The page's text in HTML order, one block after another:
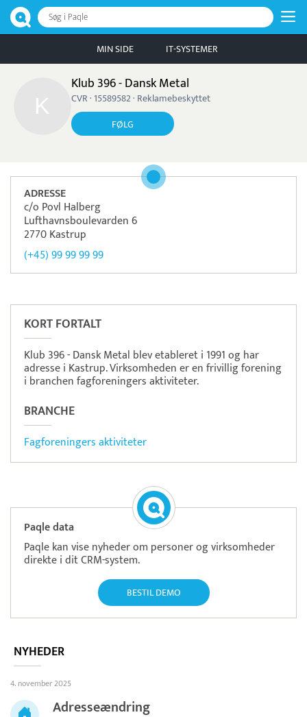
Søg i Paqle
MIN SIDE IT-SYSTEMER
Klub 396 - Dansk Metal
CVR · 15589582 · Reklamebeskyttet
FØLG
ADRESSE
c/o Povl Halberg
Lufthavnsboulevarden 6
2770 Kastrup
(+45) 99 99 99 99
KORT FORTALT
Klub 396 - Dansk Metal blev etableret i 1991 og har
adresse i Kastrup. Virksomheden er en frivillig forening
i branchen fagforeningers aktiviteter.
BRANCHE
Fagforeningers aktiviteter
Paqle data
Paqle kan vise nyheder om personer og virksomheder
direkte i dit CRM-system.
BESTIL DEMO
NYHEDER
4. november 2025
Adresseændring